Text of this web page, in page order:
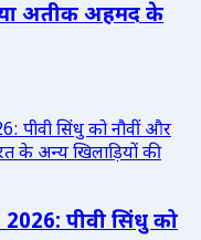
अतीक अहमद के
पीवी सिंधु को